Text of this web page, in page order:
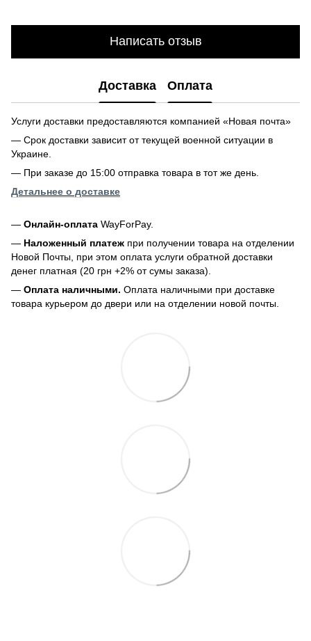
Написать отзыв
Доставка Оплата
Услуги доставки предоставляются компанией «Новая почта»
— Срок доставки зависит от текущей военной ситуации в
Украине.
— При заказе до 15:00 отправка товара в тот же день.
Детальнее о доставке
— Онлайн-оплата WayForPay.
— Наложенный платеж при получении товара на отделении
Новой Почты, при этом оплата услуги обратной доставки
денег платная (20 грн +2% от сумы заказа).
— Оплата наличными. Оплата наличными при доставке
товара курьером до двери или на отделении новой почты.